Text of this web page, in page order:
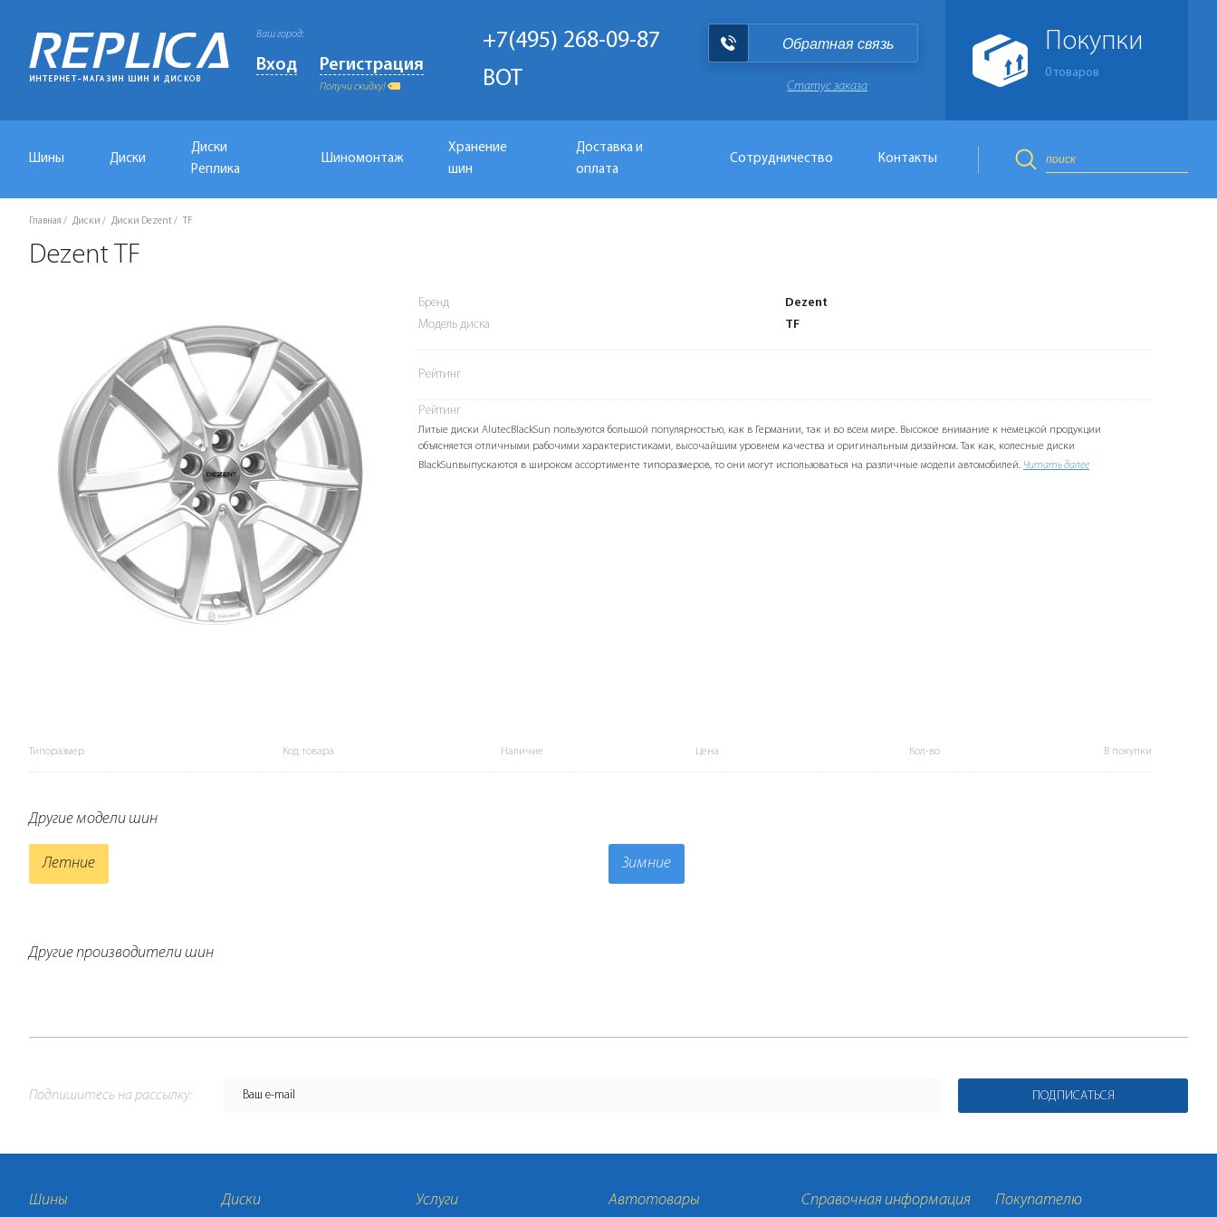
Ваш город:
Вход Регистрация
Получи скидку!
+7(495) 268-09-87
BOT
Обратная связь
Статус заказа
Покупки
0 товаров
Шины Диски
Диски
Реплика
Шиномонтаж
Хранение
шин
Доставка и
оплата
Сотрудничество Контакты
Главная Диски Диски Dezent TF
Dezent TF
Бренд
Dezent
Модель диска
TF
Рейтинг
Рейтинг
Литые диски AlutecBlackSun пользуются большой популярностью, как в Германии, так и во всем мире. Высокое внимание к немецкой продукции
объясняется отличными рабочими характеристиками, высочайшим уровнем качества и оригинальным дизайном. Так как, колесные диски
BlackSunвыпускаются в широком ассортименте типоразмеров, то они могут использоваться на различные модели автомобилей. Читать далее
Типоразмер Код товара Наличие Цена Кол-во В покупки
Другие модели шин
Летние Зимние
Другие производители шин
Подпишитесь на рассылку: ПОДПИСАТЬСЯ
Шины Диски Услуги Автотовары Справочная информация Покупателю